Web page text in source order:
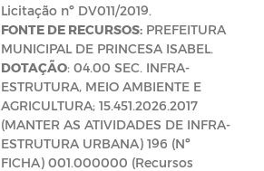
Licitação nº DV011/2019.
FONTE DE RECURSOS:PREFEITURA
MUNICIPAL DE PRINCESA ISABEL.
DOTAÇÃO: 04.00 SEC. INFRA-
ESTRUTURA, MEIO AMBIENTE E
AGRICULTURA; 15.451.2026.2017
(MANTER AS ATIVIDADES DE INFRA-
ESTRUTURA URBANA) 196 (Nº
FICHA) 001.000000 (Recursos